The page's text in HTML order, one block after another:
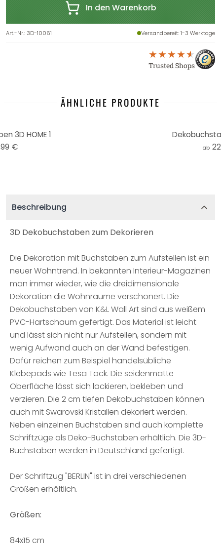
In den Warenkorb
Art.-Nr.: 3D-10061 Versandbereit: 1-3 Werktage
Trusted Shops
ÄHNLICHE PRODUKTE
3D HOME 1
€
ab
Beschreibung
3D Dekobuchstaben zum Dekorieren
Die Dekoration mit Buchstaben zum Aufstellen ist ein
neuer Wohntrend. In bekannten Interieur-Magazinen
man immer wieder, wie die dreidimensionale
Dekoration die Wohnräume verschönert. Die
Dekobuchstaben von K&L Wall Art sind aus weißem
PVC-Hartschaum gefertigt. Das Material ist leicht
und lässt sich nicht nur Aufstellen, sondern mit
wenig Aufwand auch an der Wand befestigen.
Dafür reichen zum Beispiel handelsübliche
Klebepads wie Tesa Tack. Die seidenmatte
Oberfläche lässt sich lackieren, bekleben und
verzieren. Die 2 cm tiefen Dekobuchstaben können
auch mit Swarovski Kristallen dekoriert werden.
Neben einzelnen Buchstaben sind auch komplette
Schriftzüge als Deko-Buchstaben erhältlich. Die 3D-
Buchstaben werden in Deutschland gefertigt.
Der Schriftzug "BERLIN" ist in drei verschiedenen
Größen erhältlich.
Größen:
84x15 cm